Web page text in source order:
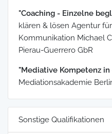
"Coaching - Einzelne
klären & lösen Agentur
Kommunikation Michael
Pierau-Guerrero GbR
"Mediative Kompetenz
Mediationsakademie
Sonstige Qualifikationen